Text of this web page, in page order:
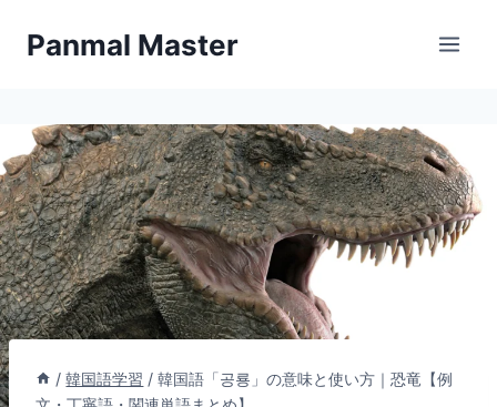
ッ
プ
Panmal Master
/ 韓国語学習 / 韓国語「공룡」の意味と使い方｜恐竜【例